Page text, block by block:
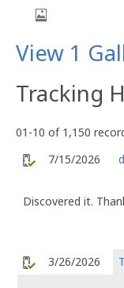
View 1
Tracking
01-10 of 1,150
7/15/2026
Discovered it.
3/26/2026